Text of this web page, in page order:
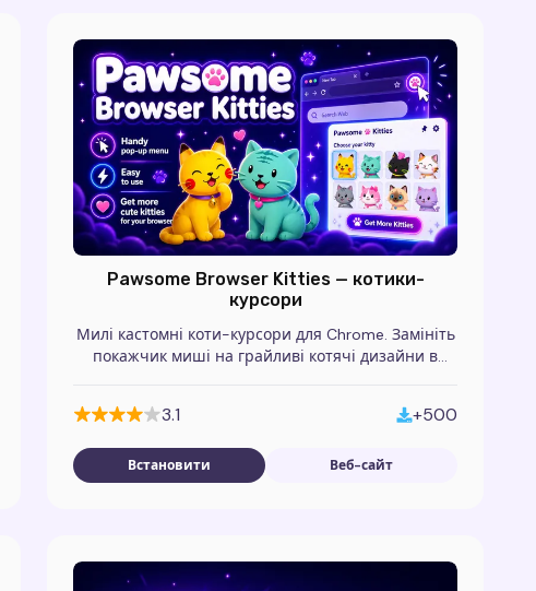
Pawsome Browser Kitties — котики-
курсори
Милі кастомні коти-курсори для Chrome. Замініть
покажчик миші на грайливі котячі дизайни в
3.1 +500
Встановити Веб-сайт